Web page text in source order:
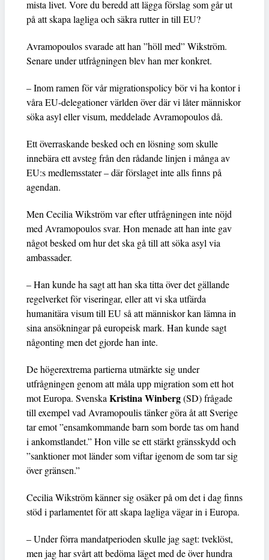
mista livet. Vore du beredd att lägga förslag som går ut
på att skapa lagliga och säkra rutter in till EU?
Avramopoulos svarade att han ”höll med” Wikström.
Senare under utfrågningen blev han mer konkret.
– Inom ramen för vår migrationspolicy bör vi ha kontor i
våra EU-delegationer världen över där vi låter människor
söka asyl eller visum, meddelade Avramopoulos då.
Ett överraskande besked och en lösning som skulle
innebära ett avsteg från den rådande linjen i många av
EU:s medlemsstater – där förslaget inte alls finns på
agendan.
Men Cecilia Wikström var efter utfrågningen inte nöjd
med Avramopoulos svar. Hon menade att han inte gav
något besked om hur det ska gå till att söka asyl via
ambassader.
– Han kunde ha sagt att han ska titta över det gällande
regelverket för viseringar, eller att vi ska utfärda
humanitära visum till EU så att människor kan lämna in
sina ansökningar på europeisk mark. Han kunde sagt
någonting men det gjorde han inte.
De högerextrema partierna utmärkte sig under
utfrågningen genom att måla upp migration som ett hot
mot Europa. Svenska Kristina Winberg(SD) frågade
till exempel vad Avramopoulis tänker göra åt att Sverige
tar emot ”ensamkommande barn som borde tas om hand
i ankomstlandet.” Hon ville se ett stärkt gränsskydd och
”sanktioner mot länder som viftar igenom de som tar sig
över gränsen.”
Cecilia Wikström känner sig osäker på om det i dag finns
stöd i parlamentet för att skapa lagliga vägar in i Europa.
– Under förra mandatperioden skulle jag sagt: tveklöst,
men jag har svårt att bedöma läget med de över hundra